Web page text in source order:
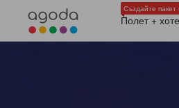
Създайте пакет
Полет +